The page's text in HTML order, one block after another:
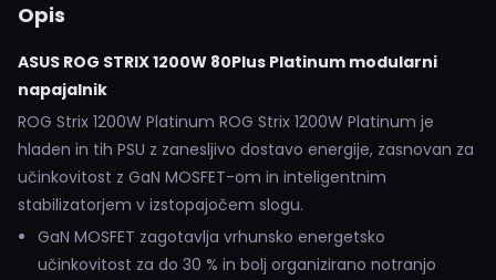
Opis
ASUS ROG STRIX 1200W 80Plus Platinum modularni
napajalnik
ROG Strix 1200W Platinum ROG Strix 1200W Platinum je
hladen in tih PSU z zanesljivo dostavo energije, zasnovan za
učinkovitost z GaN MOSFET-om in inteligentnim
stabilizatorjem v izstopajočem slogu.
GaN MOSFET zagotavlja vrhunsko energetsko
učinkovitost za do 30 % in bolj organizirano notranjo